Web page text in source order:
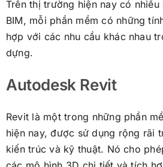
Trên thị trường hiện nay có
BIM, mỗi phần mềm có những
hợp với các nhu cầu khác nhau
dựng.
Autodesk Revit
Revit là một trong những phần
hiện nay, được sử dụng rộng rãi
kiến trúc và kỹ thuật. Nó cho